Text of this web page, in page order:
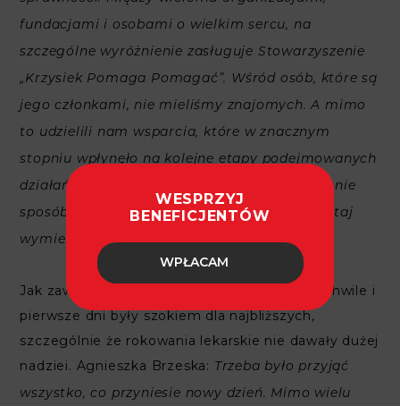
fundacjami i osobami o wielkim sercu, na
szczególne wyróżnienie zasługuje Stowarzyszenie
„Krzysiek Pomaga Pomagać”. Wśród osób, które są
jego członkami, nie mieliśmy znajomych. A mimo
to udzielili nam wsparcia, które w znacznym
stopniu wpłynęło na kolejne etapy podejmowanych
działań rehabilitacyjnych. Pomagali też inni, nie
sposób wszystkich tych ludzi i organizacji, tutaj
wymienić
Jak zawsze w takich przypadkach, pierwsze chwile i
pierwsze dni były szokiem dla najbliższych,
szczególnie że rokowania lekarskie nie dawały dużej
nadziei. Agnieszka Brzeska:
Trzeba było przyjąć
wszystko, co przyniesie nowy dzień. Mimo wielu
WESPRZYJ
BENEFICJENTÓW
WPŁACAM